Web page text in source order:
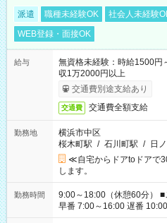
派遣 職種未経験OK 社会人未経験
WEB登録・面接OK
給与
無資格未経験：時給1500
収1万2000円以上
交通費別途支給あり
交通費 交通費全額支給
勤務地
横浜市中区
桜木町駅 / 石川町駅 / 日
≪自宅からドアtoドアで
します。
勤務時間
9:00～18:00（休憩60分） ■ご希望があれば下記シフトもOK！
早番 7:00～16:00 遅番 10:00～
と休みを合わせたい」 「余